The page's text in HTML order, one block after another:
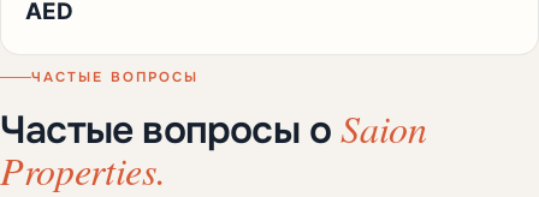
AED
ЧАСТЫЕ ВОПРОСЫ
Частые вопросы оSaion
Properties.